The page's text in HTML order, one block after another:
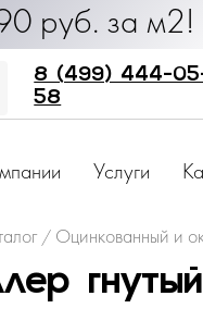
руб. за
8 (499) 444-
58
Услуги
/ Оцинкованный и